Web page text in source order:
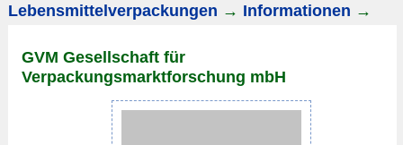
Lebensmittelverpackungen → Informationen →
GVM Gesellschaft für
Verpackungsmarktforschung mbH